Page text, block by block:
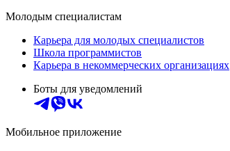
Молодым специалистам
Карьера для молодых специалистов
Школа программистов
Карьера в некоммерческих организациях
Боты для уведомлений
Мобильное приложение